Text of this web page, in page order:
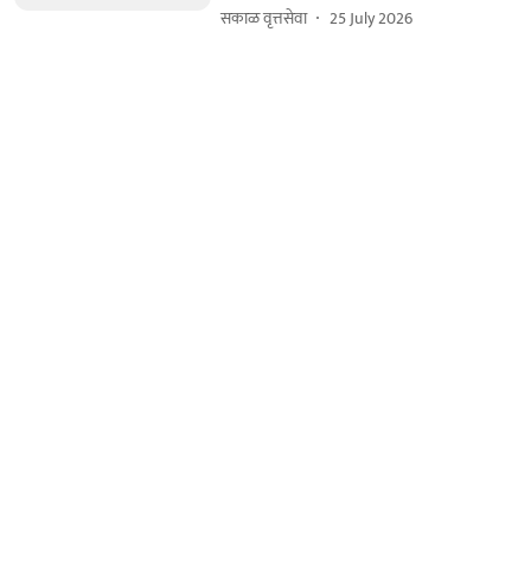
सकाळ वृत्तसेवा 25 July 2026